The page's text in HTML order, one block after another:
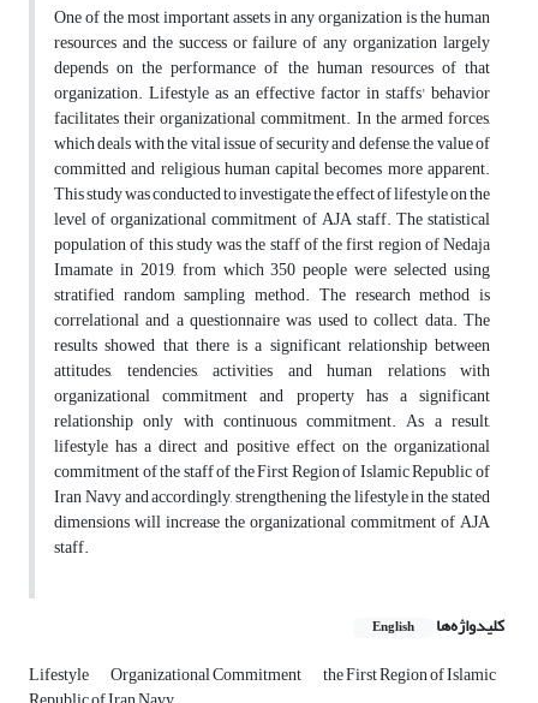
One of the most important assets in any organization is the human
resources and the success or failure of any organization largely
depends on the performance of the human resources of that
organization. Lifestyle as an effective factor in staffs' behavior
facilitates their organizational commitment. In the armed forces,
which deals with the vital issue of security and defense, the value of
committed and religious human capital becomes more apparent.
This study was conducted to investigate the effect of lifestyle on the
level of organizational commitment of AJA staff. The statistical
population of this study was the staff of the first region of Nedaja
Imamate in 2019, from which 350 people were selected using
stratified random sampling method. The research method is
correlational and a questionnaire was used to collect data. The
results showed that there is a significant relationship between
attitudes, tendencies, activities and human relations with
organizational commitment and property has a significant
relationship only with continuous commitment. As a result,
lifestyle has a direct and positive effect on the organizational
commitment of the staff of the First Region of Islamic Republic of
Iran Navy and accordingly, strengthening the lifestyle in the stated
dimensions will increase the organizational commitment of AJA
staff.
کلیدواژه‌ها English
Lifestyle Organizational Commitment the First Region of Islamic